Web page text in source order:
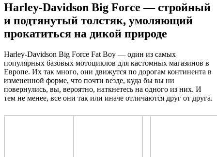
Harley-Davidson Big Force — стройный
и подтянутый толстяк, умоляющий
прокатиться на дикой природе
Harley-Davidson Big Force Fat Boy — один из самых
популярных базовых мотоциклов для кастомных магазинов в
Европе. Их так много, они движутся по дорогам континента в
измененной форме, что почти везде, куда бы вы ни
повернулись, вы, вероятно, наткнетесь на одного из них. И
тем не менее, все они так или иначе отличаются друг от друга.